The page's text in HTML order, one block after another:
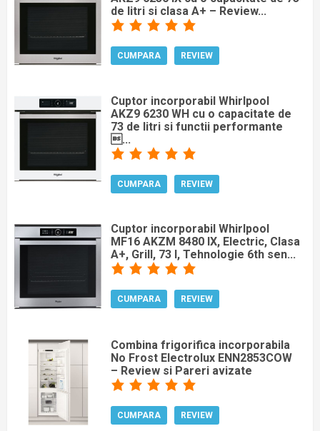
de litri si clasa A+ – Review...
CUMPARA REVIEW
Cuptor incorporabil Whirlpool
AKZ9 6230 WH cu o capacitate de
73 de litri si functii performante
...
CUMPARA REVIEW
Cuptor incorporabil Whirlpool
MF16 AKZM 8480 IX, Electric, Clasa
A+, Grill, 73 l, Tehnologie 6th sen...
CUMPARA REVIEW
Combina frigorifica incorporabila
No Frost Electrolux ENN2853COW
– Review si Pareri avizate
CUMPARA REVIEW